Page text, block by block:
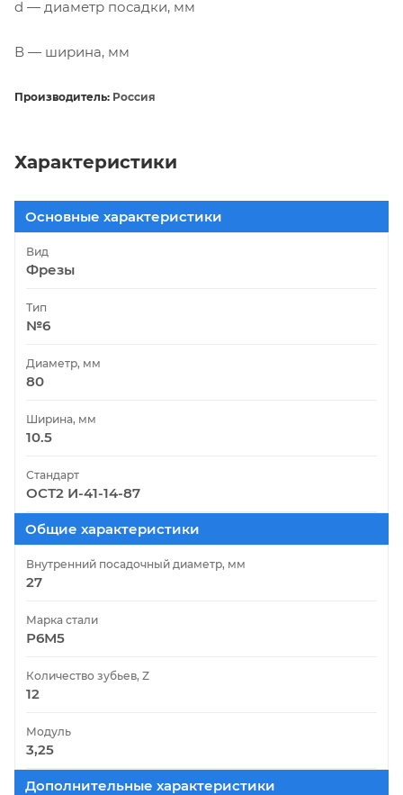
d — диаметр посадки, мм
В — ширина, мм
Производитель: Россия
Характеристики
Основные характеристики
Вид
Фрезы
Тип
№6
Диаметр, мм
80
Ширина, мм
10.5
Стандарт
ОСТ2 И-41-14-87
Общие характеристики
Внутренний посадочный диаметр, мм
27
Марка стали
Р6М5
Количество зубьев, Z
12
Модуль
3,25
Дополнительные характеристики